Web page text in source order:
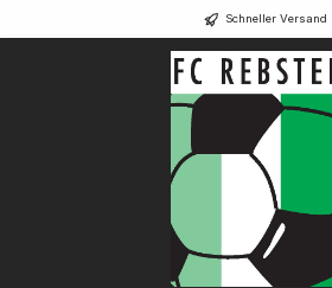
Schneller Versand